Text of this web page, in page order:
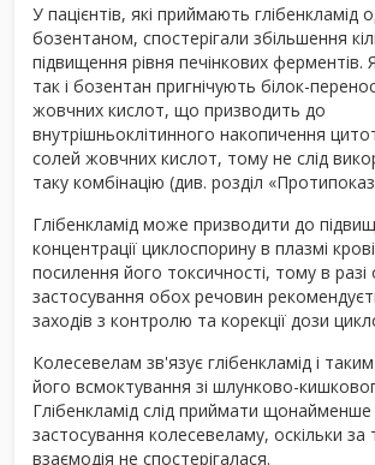
У пацієнтів, які приймають глібенкламід
бозентаном, спостерігали збільшення
підвищення рівня печінкових ферментів.
так і бозентан пригнічують білок-
жовчних кислот, що призводить до
внутрішньоклітинного накопичення
солей жовчних кислот, тому не слід
таку комбінацію (див. розділ
Глібенкламід може призводити до
концентрації циклоспорину в плазмі крові
посилення його токсичності, тому в
застосування обох речовин
заходів з контролю та корекції дози
Колесевелам зв'язує глібенкламід і
його всмоктування зі шлунково-
Глібенкламід слід приймати
застосування колесевеламу, оскільки за
взаємодія не спостерігалася.